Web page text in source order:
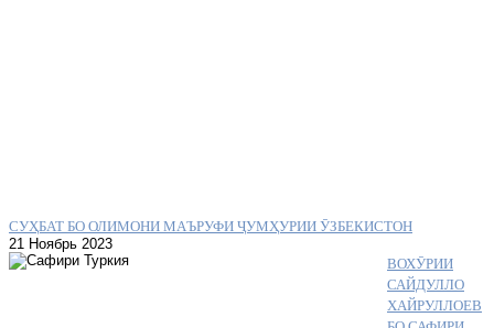
СУҲБАТ БО ОЛИМОНИ МАЪРУФИ ҶУМҲУРИИ ӮЗБЕКИСТОН
21 Ноябрь 2023
ВОХӮРИИ
САЙДУЛЛО
ХАЙРУЛЛОЕВ